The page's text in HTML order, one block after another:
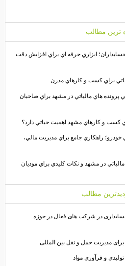
ترين مطالب
ابزاري حرفه اي براي افزايش دقت
براي كسب و كارهاي مدرن
هاي مالياتي در مشهد براي صاحبان
كسب و كارهاي مشهد اهميت حياتي دارد؟
راهكاري جامع براي مديريت مالي،
در مشهد و نكات كليدي براي موديان
مطالب
در شرکت های فعال در حوزه
مدیریت حمل و نقل بین المللی
و فرآوری مواد